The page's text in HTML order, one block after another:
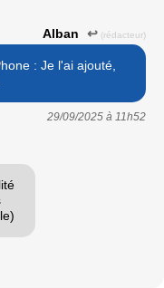
Alban ↩ (rédacteur)
: Je l'ai ajouté,
29/09/2025 à 11h52